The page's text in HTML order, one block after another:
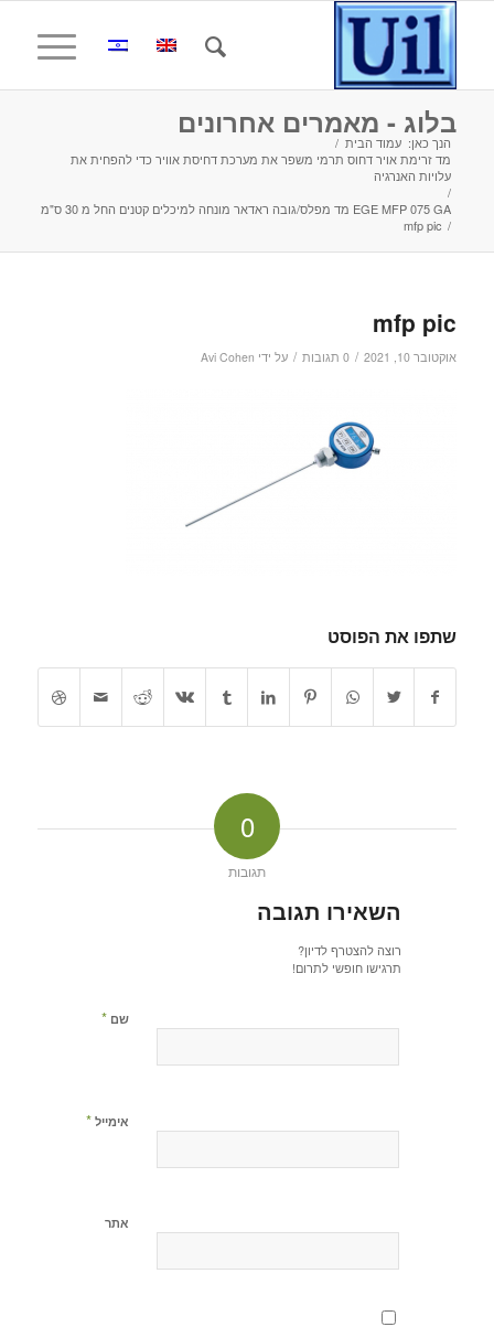
בלוג - מאמרים אחרונים
הנך כאן: עמוד הבית /
מד זרימת אויר דחוס תרמי משפר את מערכת דחיסת אוויר כדי להפחית את
עלויות האנרגיה
/
EGE MFP 075 GA מד מפלס/גובה ראדאר מונחה למיכלים קטנים החל מ 30 ס"מ
/
mfp pic
mfp pic
אוקטובר 10, 2021 / 0 תגובות / על ידי Avi Cohen
שתפו את הפוסט
0
תגובות
השאירו תגובה
רוצה להצטרף לדיון?
תרגישו חופשי לתרום!
שם *
אימייל *
אתר